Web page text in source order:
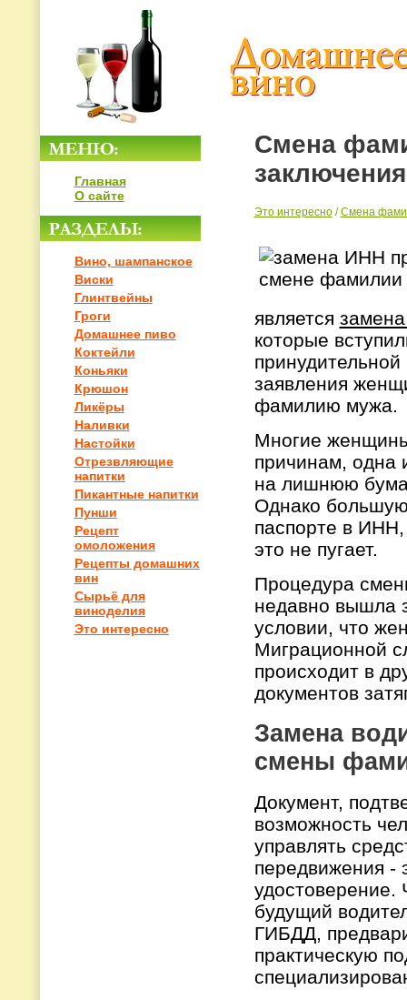
Главная
О сайте
Вино, шампанское
Виски
Глинтвейны
Гроги
Домашнее пиво
Коктейли
Коньяки
Крюшон
Ликёры
Наливки
Настойки
Отрезвляющие
напитки
Пикантные напитки
Пунши
Рецепт
омоложения
Рецепты домашних
вин
Сырьё для
виноделия
Это интересно
Смена
Это интересно/Смена
является
которые
заявления
фамилию мужа.
Многие
причинам, одна
на лишнюю
Однако
паспорте в ИНН,
это не пугает.
Процедура
недавно вышла
условии, что
Миграционной
происходит в
документов
Замена
смены
Документ,
возможность
управлять
передвижения -
удостоверение.
будущий
ГИБДД,
практическую